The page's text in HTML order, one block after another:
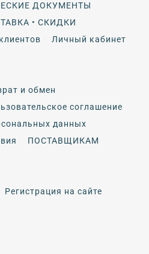
ДОКУМЕНТЫ
• СКИДКИ
Личный кабинет
и обмен
соглашение
данных
ПОСТАВЩИКАМ
Регистрация на сайте